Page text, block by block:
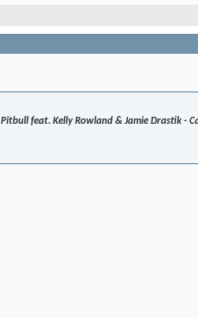
Pitbull feat. Kelly Rowland & Jamie Drastik -